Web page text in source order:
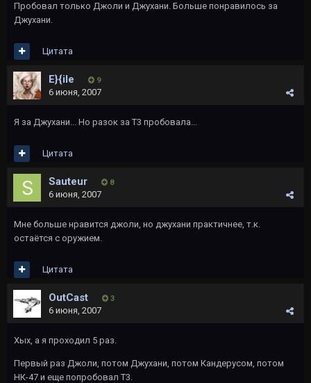
Пробовал только Джоли и Джухани. Больше понравилось за
Джухани.
Цитата
E}{ile 9
6 июня, 2007
Я за Джухани... Но разок за Т3 пробовала...
Цитата
Sauteur 8
6 июня, 2007
Мне больше нравится джоли, но джухани практичнее, т.к.
остаётся с оружием.
Цитата
OutCast 3
6 июня, 2007
Хых, а я проходил 5 раз.
Первый раз Джоли, потом Джухани, потом Кандерусом, потом
НК-47 и еще попробовал Т3.